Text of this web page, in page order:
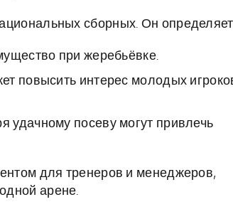
сборных. Он
при жеребьёвке.
повысить интерес молодых
удачному посеву могут привлечь
для тренеров и менеджеров,
арене.